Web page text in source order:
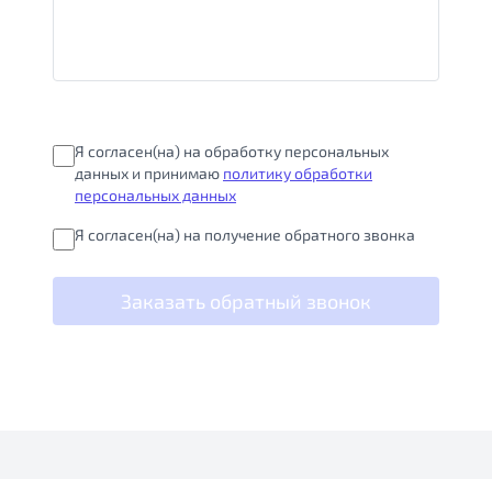
Я согласен(на) на обработку персональных
данных и принимаю политику обработки
персональных данных
Я согласен(на) на получение обратного звонка
Заказать обратный звонок